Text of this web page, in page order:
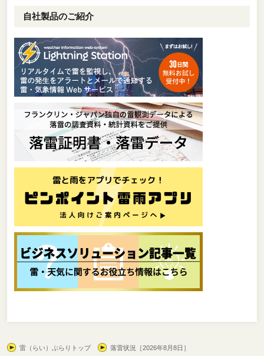
自社製品のご紹介
雷（らい）ぶらりトップ 落雷状況［2026年8月8日］